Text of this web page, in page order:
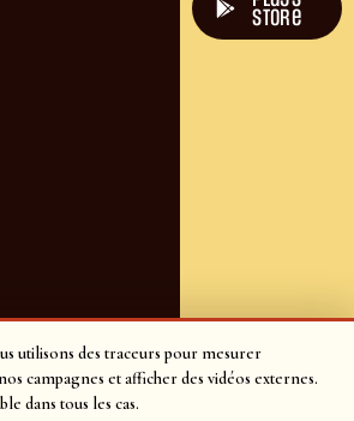
utilisons des traceurs pour mesurer
campagnes et afficher des vidéos externes.
dans tous les cas.
store